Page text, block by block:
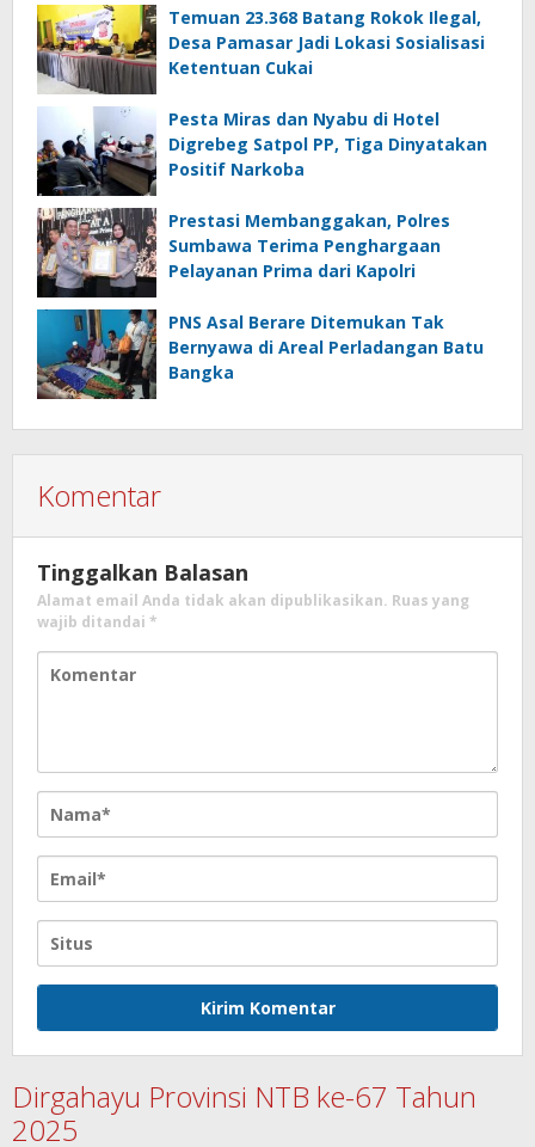
Temuan 23.368 Batang Rokok Ilegal,
Desa Pamasar Jadi Lokasi Sosialisasi
Ketentuan Cukai
Pesta Miras dan Nyabu di Hotel
Digrebeg Satpol PP, Tiga Dinyatakan
Positif Narkoba
Prestasi Membanggakan, Polres
Sumbawa Terima Penghargaan
Pelayanan Prima dari Kapolri
PNS Asal Berare Ditemukan Tak
Bernyawa di Areal Perladangan Batu
Bangka
Komentar
Tinggalkan Balasan
Alamat email Anda tidak akan dipublikasikan. Ruas yang
wajib ditandai *
Dirgahayu Provinsi NTB ke-67 Tahun
2025